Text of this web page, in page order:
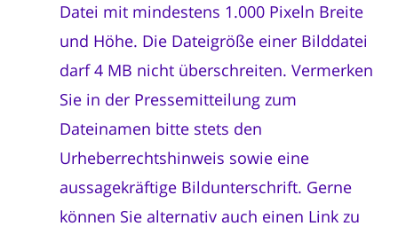
Datei mit mindestens 1.000 Pixeln Breite
und Höhe. Die Dateigröße einer Bilddatei
darf 4 MB nicht überschreiten. Vermerken
Sie in der Pressemitteilung zum
Dateinamen bitte stets den
Urheberrechtshinweis sowie eine
aussagekräftige Bildunterschrift. Gerne
können Sie alternativ auch einen Link zu